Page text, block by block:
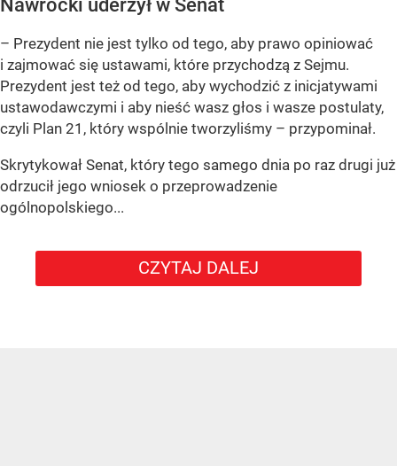
Nawrocki uderzył w Senat
– Prezydent nie jest tylko od tego, aby prawo opiniować
i zajmować się ustawami, które przychodzą z Sejmu.
Prezydent jest też od tego, aby wychodzić z inicjatywami
ustawodawczymi i aby nieść wasz głos i wasze postulaty,
czyli Plan 21, który wspólnie tworzyliśmy – przypominał.
Skrytykował Senat, który tego samego dnia po raz drugi już
odrzucił jego wniosek o przeprowadzenie
ogólnopolskiego...
CZYTAJ DALEJ